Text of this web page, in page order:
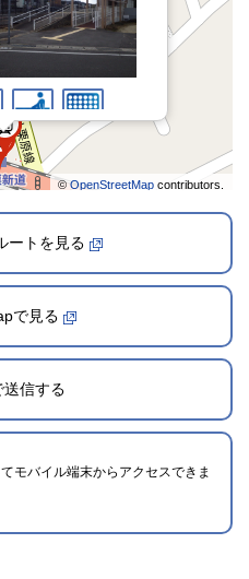
12月1日登録
©OpenStreetMap contributors.
ートを見る
で見る
送信する
モバイル端末からアクセスできま